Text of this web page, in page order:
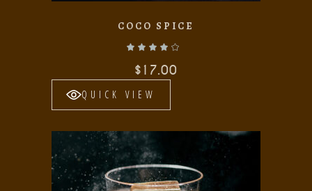
COCO SPICE
$17.00
QUICK VIEW